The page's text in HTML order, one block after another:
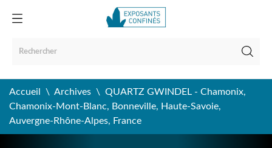
Accueil Archives
QUARTZ GWINDEL - Chamonix,
Chamonix-Mont-Blanc, Bonneville, Haute-Savoie,
Auvergne-Rhône-Alpes, France